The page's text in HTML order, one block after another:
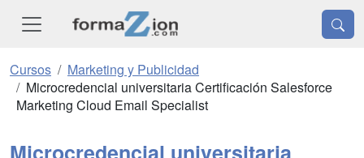
Cursos
Marketing y Publicidad
Microcredencial universitaria Certificación Salesforce
Marketing Cloud Email Specialist